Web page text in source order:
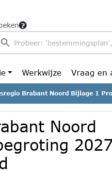
Werkwijze Vraag en
Noord Bijlage 1 Programmabegroting 2027 van
Noord